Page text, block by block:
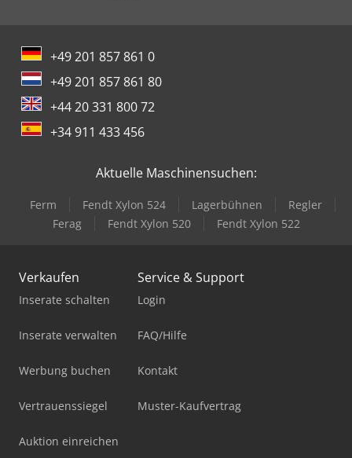
+49 201 857 861 0
+49 201 857 861 80
+44 20 331 800 72
+34 911 433 456
Aktuelle Maschinensuchen:
Ferm Fendt Xylon 524 Lagerbühnen
Regler
Ferag
Fendt Xylon 520 Fendt Xylon 522
Verkaufen
Inserate schalten
Inserate verwalten
Werbung buchen
Vertrauenssiegel
Auktion einreichen
Service & Support
Login
FAQ/Hilfe
Kontakt
Muster-Kaufvertrag